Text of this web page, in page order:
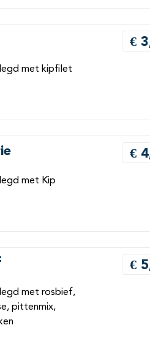
met kipfilet
€
met Kip
€
met rosbief,
pittenmix,
€